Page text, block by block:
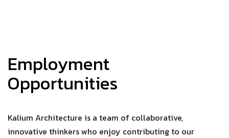
Employment
Opportunities
Kalium Architecture is a team of collaborative,
innovative thinkers who enjoy contributing to our